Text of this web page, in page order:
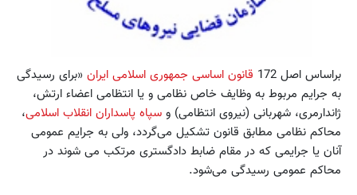
براساس اصل 172 قانون اساسی جمهوری اسلامی ایران «برای رسیدگی
به جرایم مربوط به وظایف خاص نظامی و یا انتظامی اعضاء ارتش،
ژاندارمری، شهربانی (نیروی انتظامی) و سپاه پاسداران انقلاب اسلامی،
محاکم نظامی مطابق قانون تشکیل می‌گردد، ولی به جرایم عمومی
آنان یا جرایمی که در مقام ضابط دادگستری مرتکب می شوند در
محاکم عمومی رسیدگی می‌شود.